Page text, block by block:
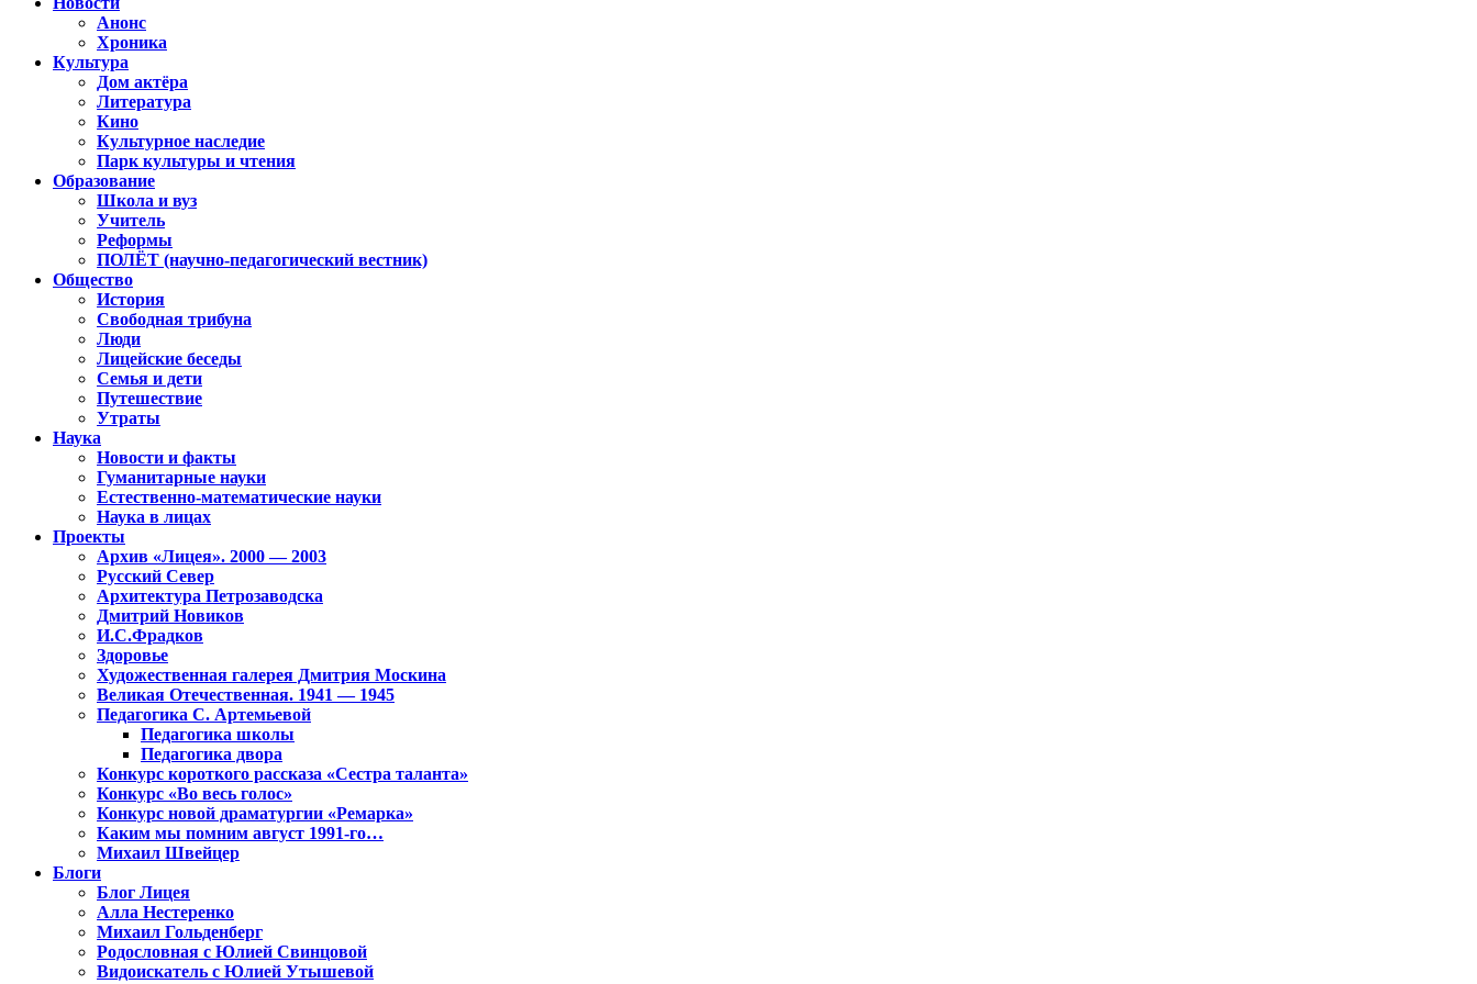
Анонс
Хроника
Культура
Дом актёра
Литература
Кино
Культурное наследие
Парк культуры и чтения
Образование
Школа и вуз
Учитель
Реформы
ПОЛЁТ (научно-педагогический вестник)
Общество
История
Свободная трибуна
Люди
Лицейские беседы
Семья и дети
Путешествие
Утраты
Наука
Новости и факты
Гуманитарные науки
Естественно-математические науки
Наука в лицах
Проекты
Архив «Лицея». 2000 — 2003
Русский Север
Архитектура Петрозаводска
Дмитрий Новиков
И.С.Фрадков
Здоровье
Художественная галерея Дмитрия Москина
Великая Отечественная. 1941 — 1945
Педагогика С. Артемьевой
Педагогика школы
Педагогика двора
Конкурс короткого рассказа «Сестра таланта»
Конкурс «Во весь голос»
Конкурс новой драматургии «Ремарка»
Каким мы помним август 1991-го…
Михаил Швейцер
Блоги
Блог Лицея
Алла Нестеренко
Михаил Гольденберг
Родословная с Юлией Свинцовой
Видоискатель с Юлией Утышевой